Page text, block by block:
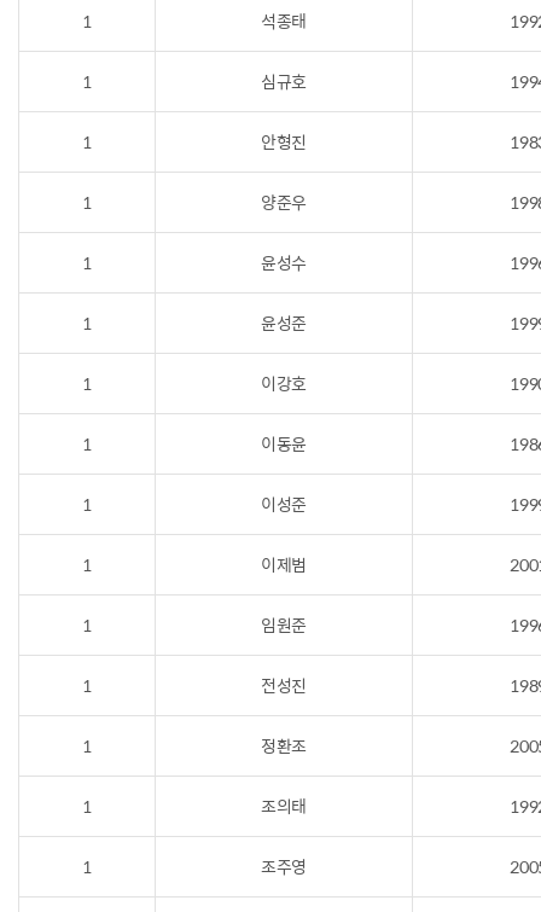
1 석종태
1 심규호
1 안형진
1 양준우
1 윤성수
1 윤성준
1 이강호
1 이동윤
1 이성준
1 이제범
1 임원준
1 전성진
1 정환조
1 조의태
1 조주영